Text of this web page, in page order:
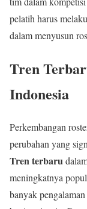
pelatih harus
dalam menyusun
Tren
Indonesia
Perkembangan
perubahan yang
Tren terbaru
meningkatnya
banyak